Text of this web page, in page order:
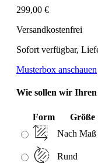
299,00 €
Versandkostenfrei
Sofort verfügbar,
Musterbox anschauen
Wie sollen wir
Form Größe
Nach Maß
Rund